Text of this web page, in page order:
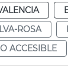
ROSA
ACCESIBLE